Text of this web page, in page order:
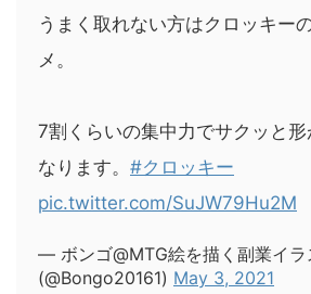
うまく取れない方はクロッキー
メ。
7割くらいの集中力でサクッと
なります。 #クロッキー
pic.twitter.com/SuJW79Hu2M
— ボンゴ@MTG絵を描く副業イラ
(@Bongo20161) May 3, 2021